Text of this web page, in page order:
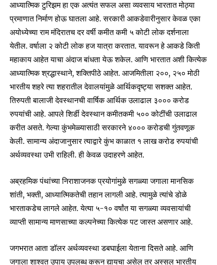
आध्यात्मिक टुरिझम हा एक अत्यंत सफल असा व्यवसाय भारतात मोठ्या
प्रमाणात निर्माण होऊ घातला आहे. सरकारी आकडेवारीनुसार केवळ एका
अयोध्येच्या राम मंदिरातच दर वर्षी कमीत कमी ५ कोटी लोक दर्शनाला
येतील. वर्षाला २ कोटी लोक हज यात्रा करतात. यावरून हे आकडे किती
महाकाय आहेत याचा अंदाज बांधता येऊ शकेल. आणि भारतात अशी कित्येक
आध्यात्मिक श्रद्धास्थाने, शक्तिपीठे आहेत. आजमितीला २००, २५० मोठी
भारतीय शहरे त्या शहरातील देवालयांमुळे आर्थिकदृष्ट्या सशक्त आहेत.
तिरुपती बालाजी देवस्थानची वार्षिक आर्थिक उलाढाल ३००० करोड
रुपयांची आहे. आपले शिर्डी देवस्थान कमीतकमी ५०० कोटींची उलाढाल
करीत असते. गेल्या कुंभमेळ्यासाठी सरकारने ४००० करोडची गुंतवणूक
केली. सामान्य अंदाजानुसार त्याद्वारे कुंभ काळात १ लाख करोड रुपयांची
अर्थव्यवस्था उभी राहिली. ही केवळ उदाहरणे आहेत.
अब्रहमिक पंथांच्या निराशाजनक प्रयोगांमुळे सगळ्या जगाला मानसिक
शांती, भक्ती, आध्यात्मिकतेची तहान लागली आहे. त्यामुळे त्यांचे डोळे
भारताकडेच लागले आहेत. येत्या ५-१० वर्षांत या सगळ्या व्यवसायांची
व्याप्ती सामान्य माणसाच्या कल्पनेच्या कित्येक पट जास्त असणार आहे.
जगभरात आता डॉलर अर्थव्यवस्था डबघाईला येताना दिसते आहे. आणि
जगाला शाश्वत उपाय उपलब्ध करून द्यायचा असेल तर अस्सल भारतीय